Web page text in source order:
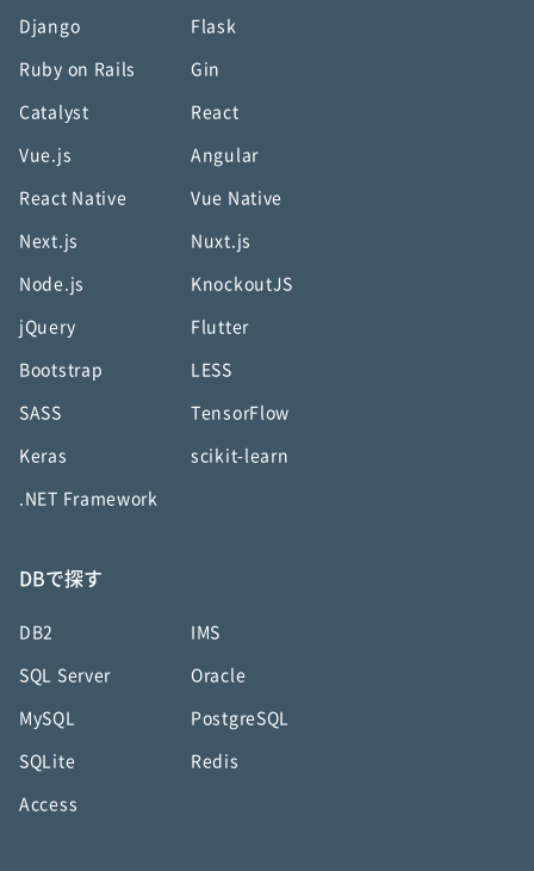
Django Flask
Ruby on Rails Gin
Catalyst React
Vue.js Angular
React Native Vue Native
Next.js Nuxt.js
Node.js KnockoutJS
jQuery Flutter
Bootstrap LESS
SASS TensorFlow
Keras scikit-learn
.NET Framework
DBで探す
DB2 IMS
SQL Server Oracle
MySQL PostgreSQL
SQLite Redis
Access